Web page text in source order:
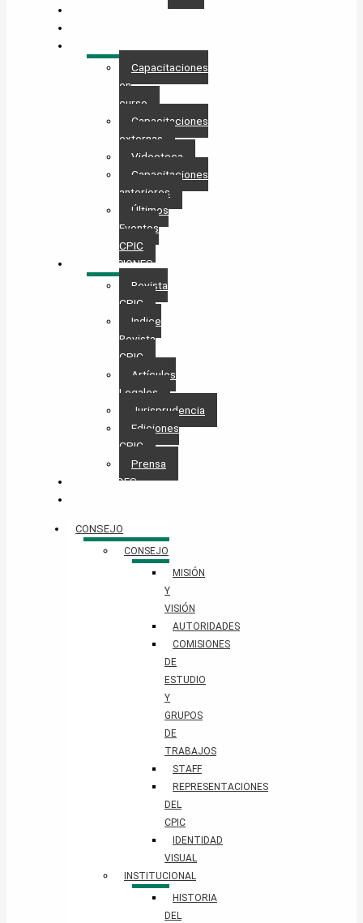
Capacitaciones
en
curso
Capacitaciones
externas
Videoteca
Capacitaciones
anteriores
Últimos
Eventos
CPIC
PUBLICACIONES
Revista
CPIC
Indice
Revista
CPIC
Artículos
Legales
Jurisprudencia
Ediciones
CPIC
Prensa
NOVEDADES
CONSEJO
CONSEJO
MISIÓN
Y
VISIÓN
AUTORIDADES
COMISIONES
DE
ESTUDIO
Y
GRUPOS
DE
TRABAJOS
STAFF
REPRESENTACIONES
DEL
CPIC
IDENTIDAD
VISUAL
INSTITUCIONAL
HISTORIA
DEL